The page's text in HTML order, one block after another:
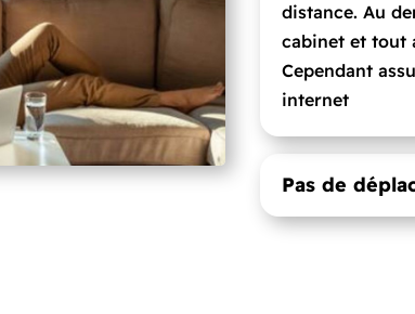
distance. Au
cabinet et tout
Cependant
internet
Pas de